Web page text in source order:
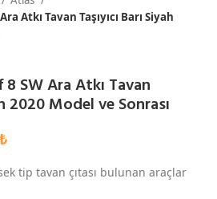
Atkı Tavan Taşıyıcı Barı Siyah
SW Ara Atkı Tavan
2020 Model ve Sonrası
₺
tip tavan çıtası bulunan araçlar